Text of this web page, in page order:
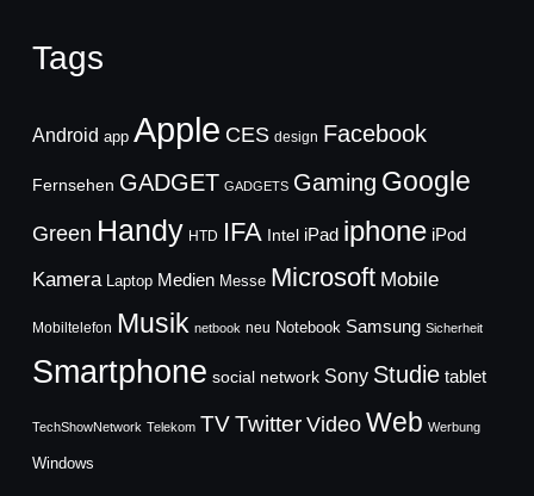
Tags
Android app Apple CES design Facebook
Fernsehen GADGET GADGETS Gaming Google
Green Handy HTD IFA Intel iPad iphone iPod
Kamera Laptop Medien Messe Microsoft Mobile
Mobiltelefon Musik netbook neu Notebook Samsung Sicherheit
Smartphone social network Sony Studie tablet
TechShowNetwork Telekom TVTwitter Video Web Werbung
Windows